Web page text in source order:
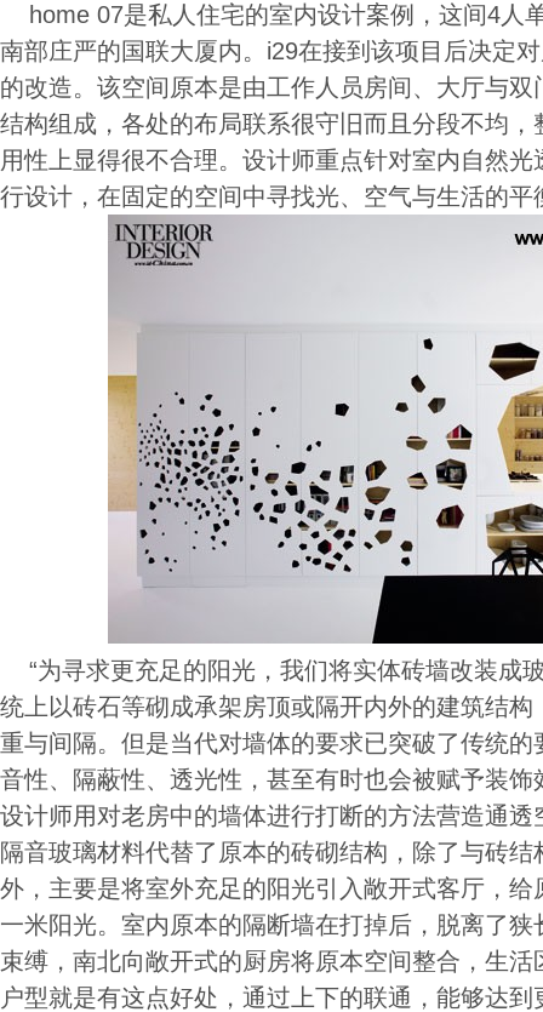
home 07是私人住宅的室内设计案例，这间4人
南部庄严的国联大厦内。i29在接到该项目后决定
的改造。该空间原本是由工作人员房间、大厅与
结构组成，各处的布局联系很守旧而且分段不均
用性上显得很不合理。设计师重点针对室内自然
行设计，在固定的空间中寻找光、空气与生活的平
“为寻求更充足的阳光，我们将实体砖墙改装成
统上以砖石等砌成承架房顶或隔开内外的建筑结
重与间隔。但是当代对墙体的要求已突破了传统
音性、隔蔽性、透光性，甚至有时也会被赋予装
设计师用对老房中的墙体进行打断的方法营造通
隔音玻璃材料代替了原本的砖砌结构，除了与砖
外，主要是将室外充足的阳光引入敞开式客厅，
一米阳光。室内原本的隔断墙在打掉后，脱离了
束缚，南北向敞开式的厨房将原本空间整合，生
户型就是有这点好处，通过上下的联通，能够达